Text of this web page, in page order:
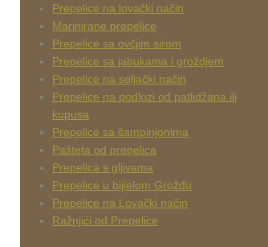
Prepelice na lovački način
Marinirane prepelice
Prepelice sa ovčjim sirom
Prepelice sa jabukama i groždjem
Prepelice na seljački način
Prepelice na podlozi od patlidžana ili
kupusa
Prepelice sa šampinjonima
Pašteta od prepelica
Prepelica s gljivama
Prepelice u bijielom Grožđu
Prepelice na Lovački način
Ražnjići od Prepelice